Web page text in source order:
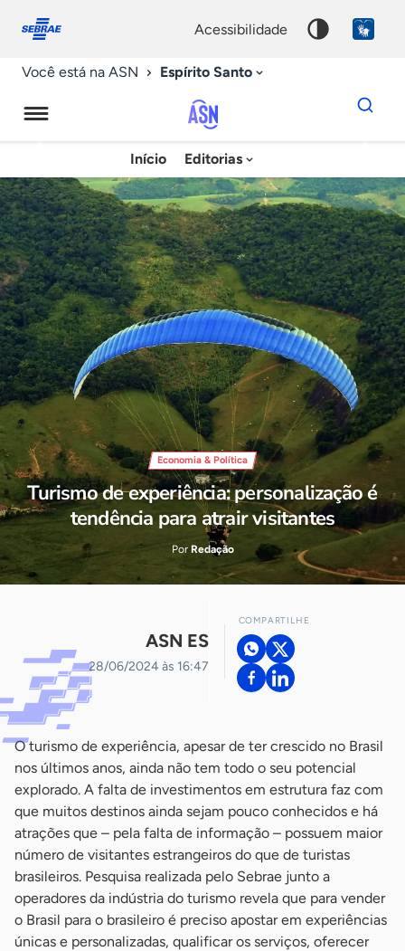
conosco
acessibilidade
Você está na ASN Espírito Santo
Agência
Sebrae
de
Notícias
Início Editorias
Dados
para
chave
Economia & Política
Turismo de experiência: personalização é
tendência para atrair visitantes
Por Redação
ASN ES
28/06/2024 às 16:47
COMPARTILHE
O turismo de experiência, apesar de ter crescido no Brasil
nos últimos anos, ainda não tem todo o seu potencial
explorado. A falta de investimentos em estrutura faz com
que muitos destinos ainda sejam pouco conhecidos e há
atrações que – pela falta de informação – possuem maior
número de visitantes estrangeiros do que de turistas
brasileiros. Pesquisa realizada pelo Sebrae junto a
operadores da indústria do turismo revela que para vender
o Brasil para o brasileiro é preciso apostar em experiências
únicas e personalizadas, qualificar os serviços, oferecer